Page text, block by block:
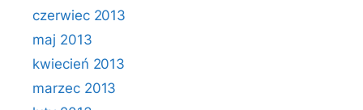
czerwiec 2013
maj 2013
kwiecień 2013
marzec 2013